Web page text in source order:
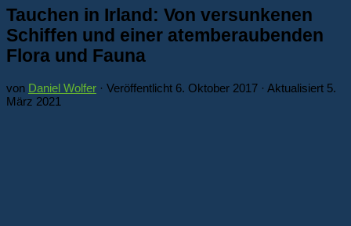
Tauchen in Irland: Von versunkenen
Schiffen und einer atemberaubenden
Flora und Fauna
von Daniel Wolfer · Veröffentlicht 6. Oktober 2017 · Aktualisiert 5.
März 2021